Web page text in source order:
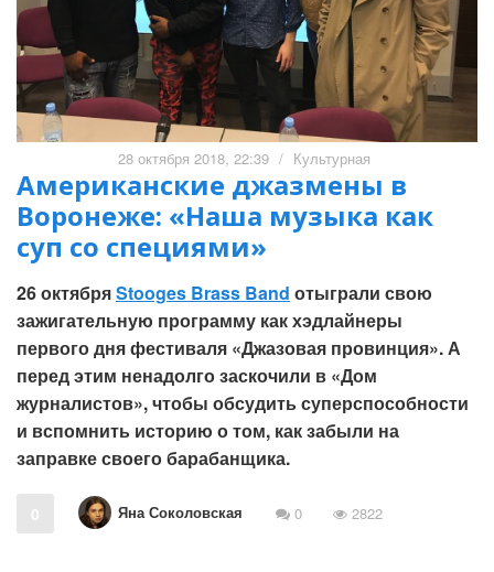
28 октября 2018, 22:39 / Культурная
Американские джазмены в
Воронеже: «Наша музыка как
суп со специями»
26 октябряStooges Brass Band отыграли свою
зажигательную программу как хэдлайнеры
первого дня фестиваля «Джазовая провинция». А
перед этим ненадолго заскочили в «Дом
журналистов», чтобы обсудить суперспособности
и вспомнить историю о том, как забыли на
заправке своего барабанщика.
0 Яна Соколовская 0 2822